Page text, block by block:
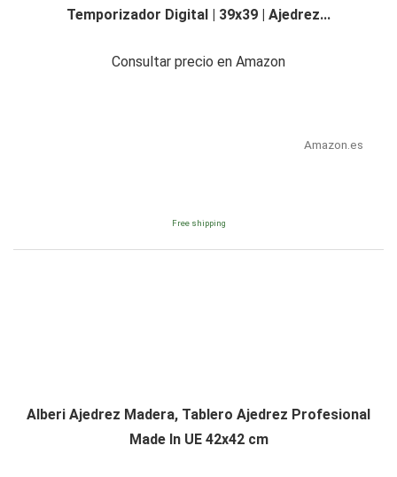
Temporizador Digital | 39x39 | Ajedrez...
Consultar precio en Amazon
Amazon.es
Free shipping
Alberi Ajedrez Madera, Tablero Ajedrez Profesional
Made In UE 42x42 cm